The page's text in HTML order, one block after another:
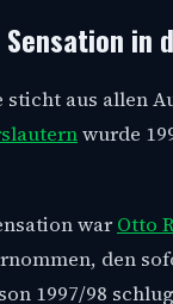
in
sticht aus allen
wurde
war Otto
den
1997/98